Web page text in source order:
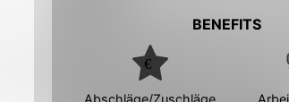
BENEFITS
Abschläge/Zuschläge